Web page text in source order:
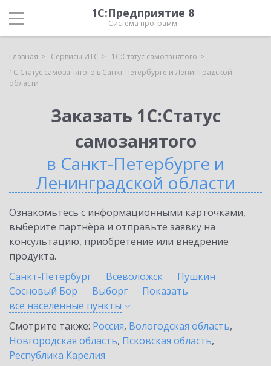
1С:Предприятие 8
Система программ
Главная Сервисы ИТС
1С:Статус самозанятого
1С:Статус самозанятого в Санкт-Петербурге и Ленинградской
области
Заказать 1С:Статус
самозанятого
в Санкт-Петербурге и
Ленинградской области
Ознакомьтесь с информационными карточками,
выберите партнёра и отправьте заявку на
консультацию, приобретение или внедрение
продукта.
Санкт-Петербург
Всеволожск
Пушкин
Сосновый Бор
Выборг
Показать
все населенные пункты
Смотрите также: Россия, Вологодская область,
Новгородская область, Псковская область,
Республика Карелия